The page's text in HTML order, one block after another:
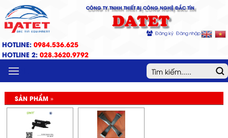
CÔNG TY TNHH THIẾT BỊ CÔNG NGHỆ ĐẮC TÍN
DATET
Đăng ký Đăng nhập
HOTLINE: 0984.536.625
HOTLINE 2: 028.3620.9792
MENU
SẢN PHẨM »